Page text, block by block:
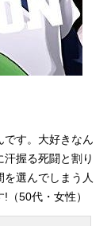
ちゃん：巴菁
キ：國府田マ
ゲ：むたあ
三スタッフ
夫シリーズ
です。大好きなん
握る死闘と割り
選んでしまう人
50代・女性）